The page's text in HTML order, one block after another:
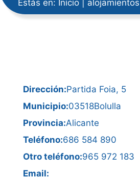
Estás en: Inicio alojamientos
Dirección:Partida Foia, 5
Municipio:03518Bolulla
Provincia:Alicante
Teléfono:686 584 890
Otro teléfono:965 972 183
Email: